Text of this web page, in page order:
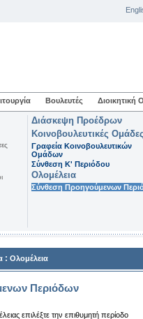
Βουλευτές
Διάσκεψη Προέδρων
Κοινοβουλευτικές Ομάδες
Γραφεία Κοινοβουλευτικών
Ομάδων
Σύνθεση K' Περιόδου
Ολομέλεια
Σύνθεση Προηγούμενων
: Ολομέλεια
Περιόδων
επιλέξτε την επιθυμητή περίοδο